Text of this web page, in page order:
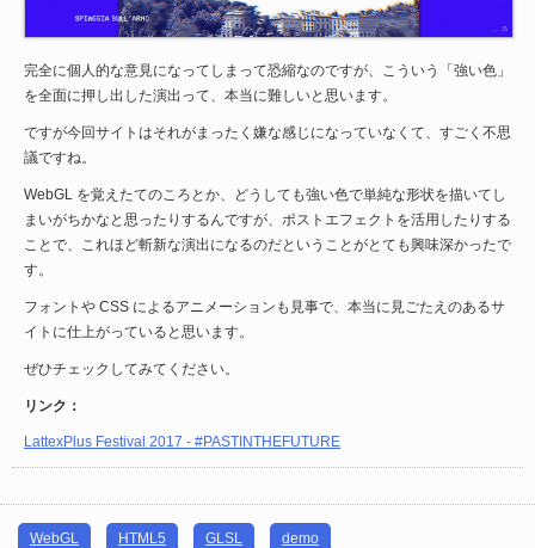
完全に個人的な意見になってしまって恐縮なのですが、こういう「強い色」
を全面に押し出した演出って、本当に難しいと思います。
ですが今回サイトはそれがまったく嫌な感じになっていなくて、すごく不思
議ですね。
WebGL を覚えたてのころとか、どうしても強い色で単純な形状を描いてし
まいがちかなと思ったりするんですが、ポストエフェクトを活用したりする
ことで、これほど斬新な演出になるのだということがとても興味深かったで
す。
フォントや CSS によるアニメーションも見事で、本当に見ごたえのあるサ
イトに仕上がっていると思います。
ぜひチェックしてみてください。
リンク：
LattexPlus Festival 2017 - #PASTINTHEFUTURE
WebGL HTML5 GLSL demo